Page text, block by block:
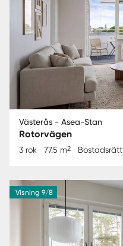
Västerås - Asea-Stan
Rotorvägen
3 rok 77.5 m2 Bostadsrätt
Visning 9/8